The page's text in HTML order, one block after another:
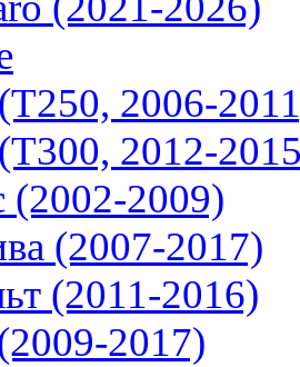
2006-
2012-
(2002-2009)
(2007-2017)
(2011-2016)
2017)